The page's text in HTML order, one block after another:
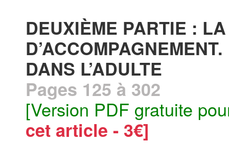
DEUXIÈME PARTIE :
DANS L’ADULTE
Pages 125 à 302
[Version PDF gratuite
cet article - 3€]